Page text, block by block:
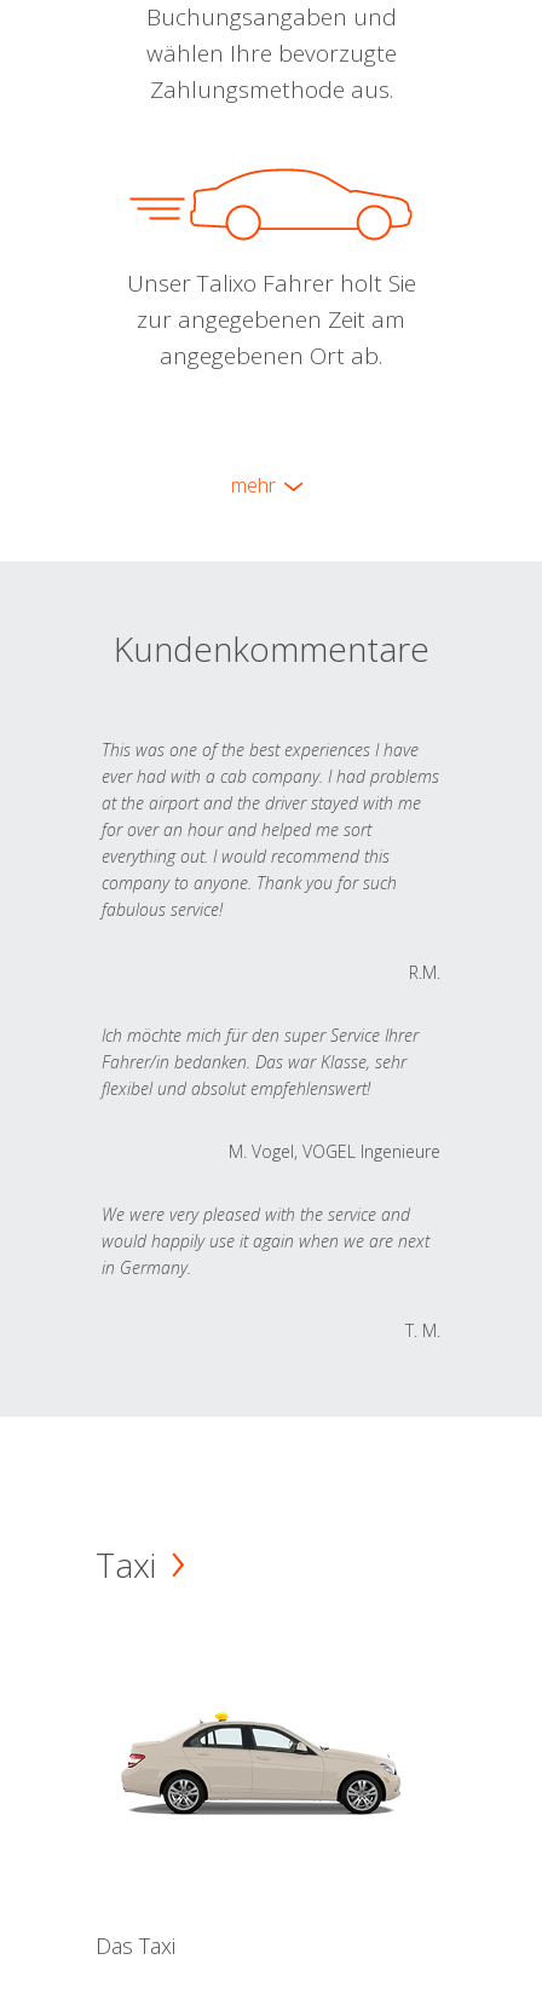
Buchungsangaben und
wählen Ihre bevorzugte
Zahlungsmethode aus.
Unser Talixo Fahrer holt Sie
zur angegebenen Zeit am
angegebenen Ort ab.
mehr
Kundenkommentare
This was one of the best experiences I have
ever had with a cab company. I had problems
at the airport and the driver stayed with me
for over an hour and helped me sort
everything out. I would recommend this
company to anyone. Thank you for such
fabulous service!
R.M.
Ich möchte mich für den super Service Ihrer
Fahrer/in bedanken. Das war Klasse, sehr
flexibel und absolut empfehlenswert!
M. Vogel, VOGEL Ingenieure
We were very pleased with the service and
would happily use it again when we are next
in Germany.
T. M.
Taxi
Das Taxi